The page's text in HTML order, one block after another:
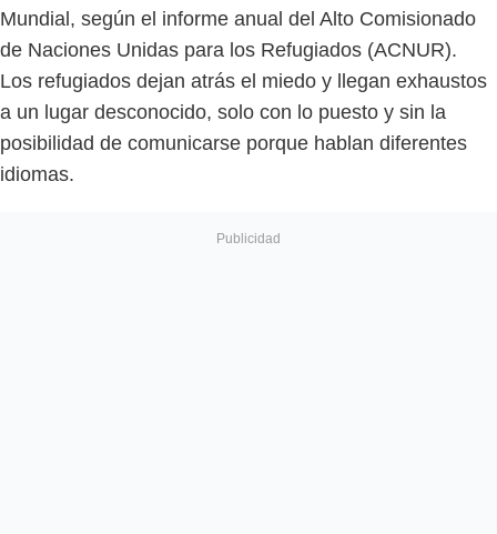
Mundial, según el informe anual del Alto Comisionado
de Naciones Unidas para los Refugiados (ACNUR).
Los refugiados dejan atrás el miedo y llegan exhaustos
a un lugar desconocido, solo con lo puesto y sin la
posibilidad de comunicarse porque hablan diferentes
idiomas.